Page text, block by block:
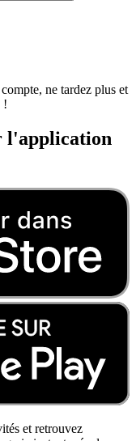
ne tardez plus et
!
l'application
et retrouvez